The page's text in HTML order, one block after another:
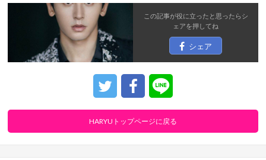
この記事が役に立ったと思ったらシ
ェアを押してね
シェア
HARYUトップページに戻る